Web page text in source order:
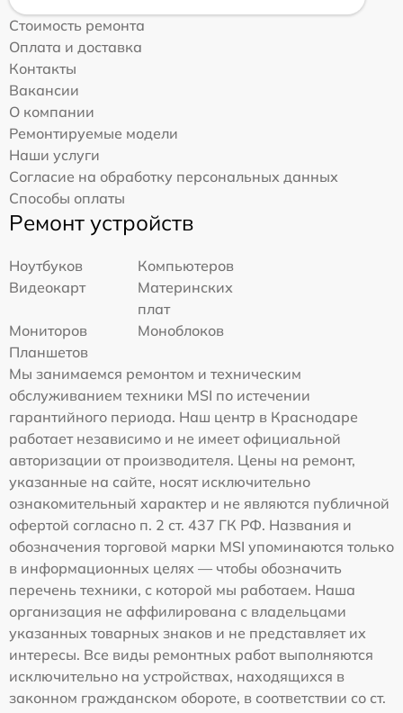
Стоимость ремонта
Оплата и доставка
Контакты
Вакансии
О компании
Ремонтируемые модели
Наши услуги
Согласие на обработку персональных данных
Способы оплаты
Ремонт устройств
Ноутбуков
Компьютеров
Видеокарт
Материнских
плат
Мониторов
Моноблоков
Планшетов
Мы занимаемся ремонтом и техническим
обслуживанием техники MSI по истечении
гарантийного периода. Наш центр в Краснодаре
работает независимо и не имеет официальной
авторизации от производителя. Цены на ремонт,
указанные на сайте, носят исключительно
ознакомительный характер и не являются публичной
офертой согласно п. 2 ст. 437 ГК РФ. Названия и
обозначения торговой марки MSI упоминаются только
в информационных целях — чтобы обозначить
перечень техники, с которой мы работаем. Наша
организация не аффилирована с владельцами
указанных товарных знаков и не представляет их
интересы. Все виды ремонтных работ выполняются
исключительно на устройствах, находящихся в
законном гражданском обороте, в соответствии со ст.